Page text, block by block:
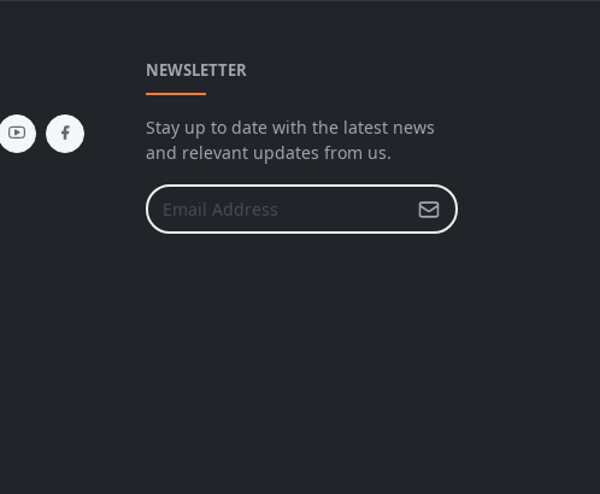
NEWSLETTER
Stay up to date with the latest news
and relevant updates from us.